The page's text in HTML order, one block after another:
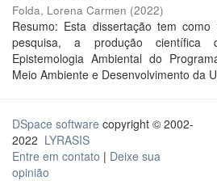
Folda, Lorena Carmen (2022)
Resumo: Esta dissertação tem
pesquisa, a produção
Epistemologia Ambiental do
Meio Ambiente e Desenvolvimento da
DSpace software copyright © 2002-
2022 LYRASIS
Entre em contato | Deixe sua
opinião